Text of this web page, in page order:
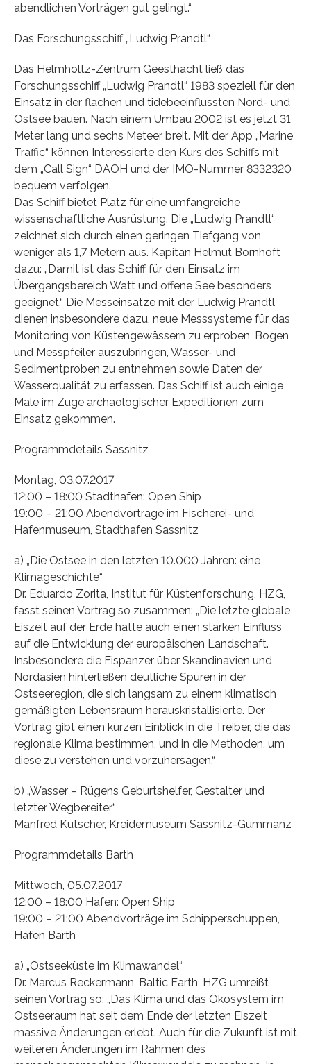
abendlichen Vorträgen gut gelingt.“
Das Forschungsschiff „Ludwig Prandtl“
Das Helmholtz-Zentrum Geesthacht ließ das
Forschungsschiff „Ludwig Prandtl“ 1983 speziell für den
Einsatz in der flachen und tidebeeinflussten Nord- und
Ostsee bauen. Nach einem Umbau 2002 ist es jetzt 31
Meter lang und sechs Meteer breit. Mit der App „Marine
Traffic“ können Interessierte den Kurs des Schiffs mit
dem „Call Sign“ DAOH und der IMO-Nummer 8332320
bequem verfolgen.
Das Schiff bietet Platz für eine umfangreiche
wissenschaftliche Ausrüstung. Die „Ludwig Prandtl“
zeichnet sich durch einen geringen Tiefgang von
weniger als 1,7 Metern aus. Kapitän Helmut Bornhöft
dazu: „Damit ist das Schiff für den Einsatz im
Übergangsbereich Watt und offene See besonders
geeignet.“ Die Messeinsätze mit der Ludwig Prandtl
dienen insbesondere dazu, neue Messsysteme für das
Monitoring von Küstengewässern zu erproben, Bogen
und Messpfeiler auszubringen, Wasser- und
Sedimentproben zu entnehmen sowie Daten der
Wasserqualität zu erfassen. Das Schiff ist auch einige
Male im Zuge archäologischer Expeditionen zum
Einsatz gekommen.
Programmdetails Sassnitz
Montag, 03.07.2017
12:00 – 18:00 Stadthafen: Open Ship
19:00 – 21:00 Abendvorträge im Fischerei- und
Hafenmuseum, Stadthafen Sassnitz
a) „Die Ostsee in den letzten 10.000 Jahren: eine
Klimageschichte“
Dr. Eduardo Zorita, Institut für Küstenforschung, HZG,
fasst seinen Vortrag so zusammen: „Die letzte globale
Eiszeit auf der Erde hatte auch einen starken Einfluss
auf die Entwicklung der europäischen Landschaft.
Insbesondere die Eispanzer über Skandinavien und
Nordasien hinterließen deutliche Spuren in der
Ostseeregion, die sich langsam zu einem klimatisch
gemäßigten Lebensraum herauskristallisierte. Der
Vortrag gibt einen kurzen Einblick in die Treiber, die das
regionale Klima bestimmen, und in die Methoden, um
diese zu verstehen und vorzuhersagen.“
b) „Wasser – Rügens Geburtshelfer, Gestalter und
letzter Wegbereiter“
Manfred Kutscher, Kreidemuseum Sassnitz-Gummanz
Programmdetails Barth
Mittwoch, 05.07.2017
12:00 – 18:00 Hafen: Open Ship
19:00 – 21:00 Abendvorträge im Schipperschuppen,
Hafen Barth
a) „Ostseeküste im Klimawandel“
Dr. Marcus Reckermann, Baltic Earth, HZG umreißt
seinen Vortrag so: „Das Klima und das Ökosystem im
Ostseeraum hat seit dem Ende der letzten Eiszeit
massive Änderungen erlebt. Auch für die Zukunft ist mit
weiteren Änderungen im Rahmen des